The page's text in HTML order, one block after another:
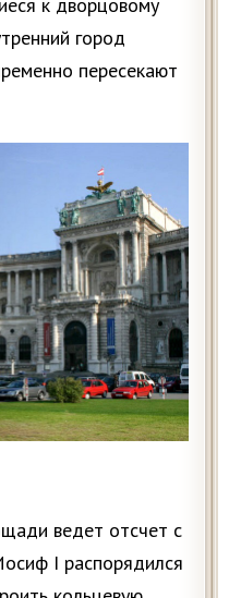
город
пересекают
ведет отсчет с
I распорядился